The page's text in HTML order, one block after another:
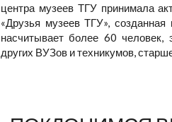
центра музеев ТГУ принимала
«Друзья музеев ТГУ»,
насчитывает более 60 человек,
других ВУЗов и техникумов,